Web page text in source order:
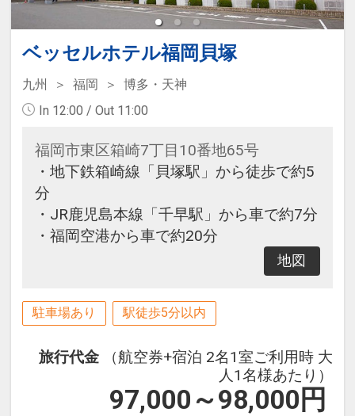
ベッセルホテル福岡貝塚
九州 福岡
博多・天神
In 12:00 / Out 11:00
福岡市東区箱崎7丁目10番地65号
・地下鉄箱崎線「貝塚駅」から徒歩で約5
分
・JR鹿児島本線「千早駅」から車で約7分
・福岡空港から車で約20分
地図
駐車場あり 駅徒歩5分以内
旅行代金
（航空券+宿泊 2名1室ご利用時 大
人1名様あたり）
97,000～98,000 円